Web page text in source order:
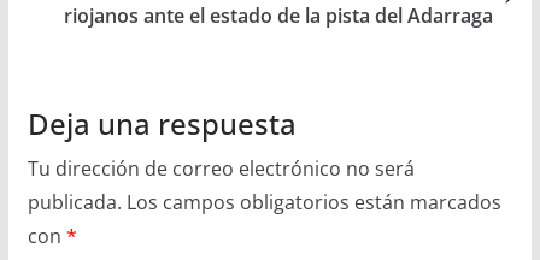
riojanos ante el estado de la pista del Adarraga
Deja una respuesta
Tu dirección de correo electrónico no será
publicada. Los campos obligatorios están marcados
con *